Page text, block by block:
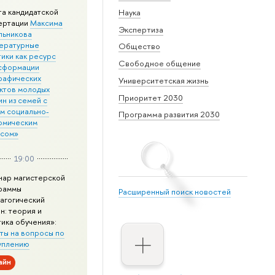
Наука
Экспертиза
Общество
Свободное общение
Университетская жизнь
Приоритет 2030
Программа развития 2030
Расширенный поиск новостей
кандидатской
Максима
как ресурс
молодых
из семей с
социально-
19:00
магистерской
теория и
обучения»:
на вопросы по